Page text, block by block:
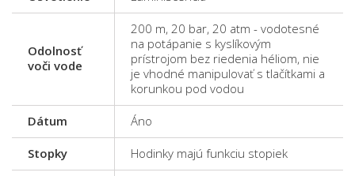
Odolnosť
voči vode
200 m, 20 bar, 20 atm - vodotesné
na potápanie s kyslíkovým
prístrojom bez riedenia héliom, nie
je vhodné manipulovať s tlačítkami a
korunkou pod vodou
Dátum Áno
Stopky Hodinky majú funkciu stopiek